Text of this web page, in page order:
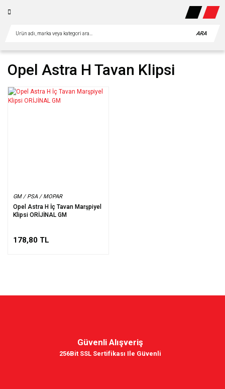
ARA
Opel Astra H Tavan Klipsi
GM / PSA / MOPAR
Opel Astra H İç Tavan Marşpiyel
Klipsi ORİJİNAL GM
178,80 TL
Güvenli Alışveriş
256Bit SSL Sertifikası Ile Güvenli